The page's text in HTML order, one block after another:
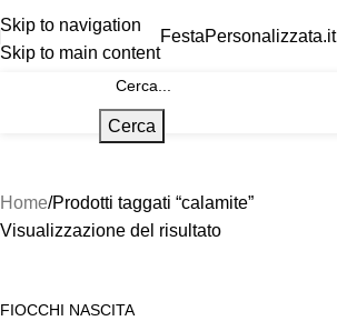
Skip to navigation
Skip to main content
FestaPersonalizzata.it
Cerca
Home Prodotti taggati “calamite”
Visualizzazione del risultato
FIOCCHI NASCITA